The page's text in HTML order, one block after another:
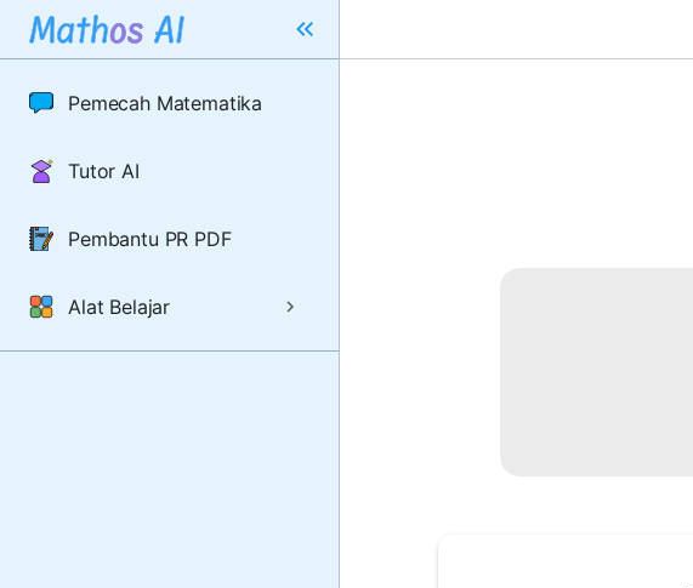
Pemecah Matematika
Tutor AI
Pembantu PR PDF
Alat Belajar